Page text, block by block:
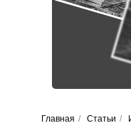
Главная / Статьи /